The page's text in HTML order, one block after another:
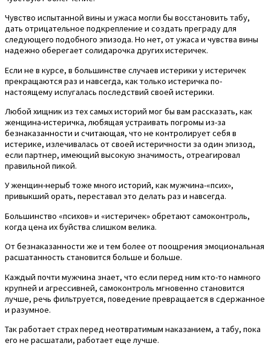
Чувство испытанной вины и ужаса могли бы восстановить табу,
дать отрицательное подкрепление и создать преграду для
следующего подобного эпизода. Но нет, от ужаса и чувства вины
надежно оберегает солидарочка других истеричек.
Если не в курсе, в большинстве случаев истерики у истеричек
прекращаются раз и навсегда, как только истеричка по-
настоящему испугалась последствий своей истерики.
Любой хищник из тех самых историй мог бы вам рассказать, как
женщина-истеричка, любящая устраивать погромы из-за
безнаказанности и считающая, что не контролирует себя в
истерике, излечивалась от своей истеричности за один эпизод,
если партнер, имеющий высокую значимость, отреагировал
правильной пикой.
У женщин-нерыб тоже много историй, как мужчина-«псих»,
привыкший орать, переставал это делать раз и навсегда.
Большинство «психов» и «истеричек» обретают самоконтроль,
когда цена их буйства слишком велика.
От безнаказанности же и тем более от поощрения эмоциональная
расшатанность становится больше и больше.
Каждый почти мужчина знает, что если перед ним кто-то намного
крупней и агрессивней, самоконтроль мгновенно становится
лучше, речь фильтруется, поведение превращается в сдержанное
и разумное.
Так работает страх перед неотвратимым наказанием, а табу, пока
его не расшатали, работает еще лучше.